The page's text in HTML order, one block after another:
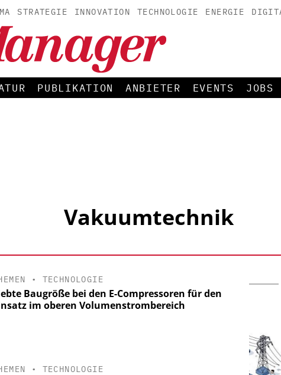
STRATEGIE INNOVATION TECHNOLOGIE ENERGIE
PUBLIKATION ANBIETER EVENTS JOBS
Vakuumtechnik
• TECHNOLOGIE
Baugröße bei den E-Compressoren für den
im oberen Volumenstrombereich
• TECHNOLOGIE